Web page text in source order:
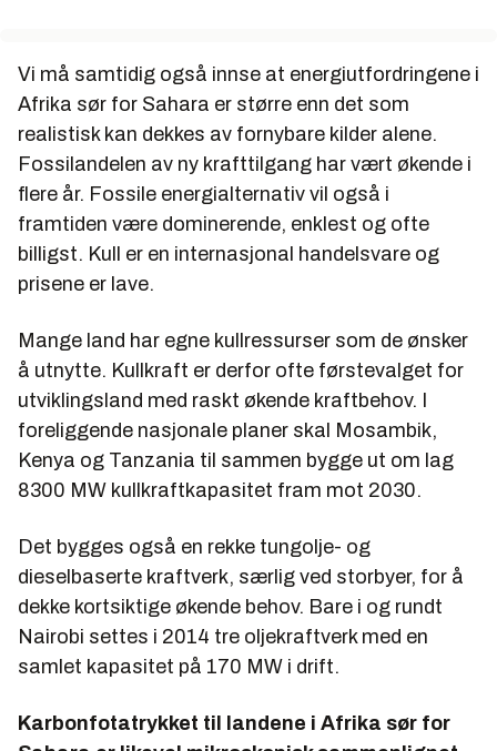
Vi må samtidig også innse at energiutfordringene i
Afrika sør for Sahara er større enn det som
realistisk kan dekkes av fornybare kilder alene.
Fossilandelen av ny krafttilgang har vært økende i
flere år. Fossile energialternativ vil også i
framtiden være dominerende, enklest og ofte
billigst. Kull er en internasjonal handelsvare og
prisene er lave.
Mange land har egne kullressurser som de ønsker
å utnytte. Kullkraft er derfor ofte førstevalget for
utviklingsland med raskt økende kraftbehov. I
foreliggende nasjonale planer skal Mosambik,
Kenya og Tanzania til sammen bygge ut om lag
8300 MW kullkraftkapasitet fram mot 2030.
Det bygges også en rekke tungolje- og
dieselbaserte kraftverk, særlig ved storbyer, for å
dekke kortsiktige økende behov. Bare i og rundt
Nairobi settes i 2014 tre oljekraftverk med en
samlet kapasitet på 170 MW i drift.
Karbonfotatrykket til landene i Afrika sør for